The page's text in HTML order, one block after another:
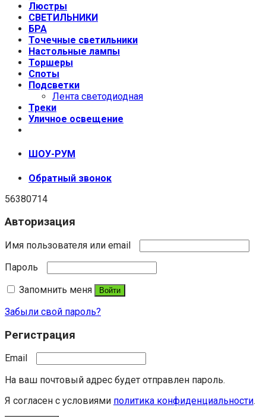
Люстры
СВЕТИЛЬНИКИ
БРА
Точечные светильники
Настольные лампы
Торшеры
Споты
Подсветки
Лента светодиодная
Треки
Уличное освещение
ШОУ-РУМ
Обратный звонок
56380714
Авторизация
Имя пользователя или email
Пароль
Запомнить меня
Войти
Забыли свой пароль?
Регистрация
Email
На ваш почтовый адрес будет отправлен пароль.
Я согласен с условиями политика конфиденциальности.